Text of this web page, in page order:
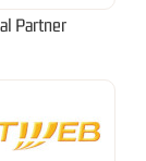
Partner